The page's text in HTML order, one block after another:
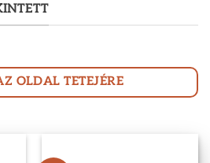
OLDAL TETEJÉRE